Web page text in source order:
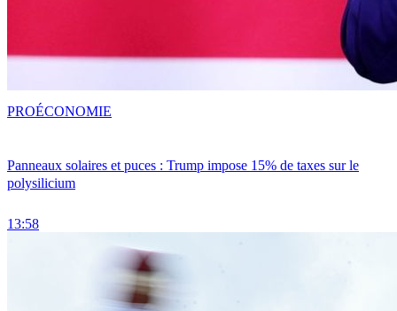
Panneaux solaires et puces : Trump impose 15% de taxes sur le
polysilicium
13:58
PROÉCONOMIE